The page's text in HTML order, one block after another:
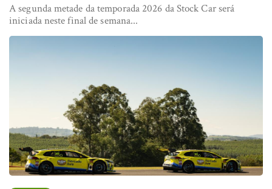
A segunda metade da temporada 2026 da Stock Car será
iniciada neste final de semana...